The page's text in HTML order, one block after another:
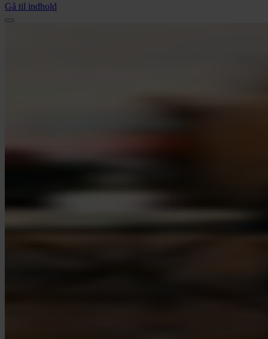
Gå til indhold